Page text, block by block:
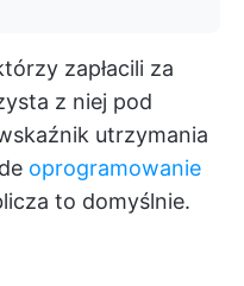
zapłacili za
z niej pod
utrzymania
oprogramowanie
to domyślnie.